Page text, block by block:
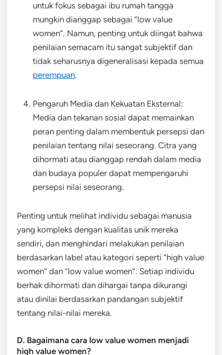
untuk fokus sebagai ibu rumah tangga
mungkin dianggap sebagai “low value
women”. Namun, penting untuk diingat bahwa
penilaian semacam itu sangat subjektif dan
tidak seharusnya digeneralisasi kepada semua
perempuan.
Pengaruh Media dan Kekuatan Eksternal:
Media dan tekanan sosial dapat memainkan
peran penting dalam membentuk persepsi dan
penilaian tentang nilai seseorang. Citra yang
dihormati atau dianggap rendah dalam media
dan budaya populer dapat mempengaruhi
persepsi nilai seseorang.
Penting untuk melihat individu sebagai manusia
yang kompleks dengan kualitas unik mereka
sendiri, dan menghindari melakukan penilaian
berdasarkan label atau kategori seperti “high value
women” dan “low value women”. Setiap individu
berhak dihormati dan dihargai tanpa dikurangi
atau dinilai berdasarkan pandangan subjektif
tentang nilai-nilai mereka.
D. Bagaimana cara low value women menjadi
high value women?